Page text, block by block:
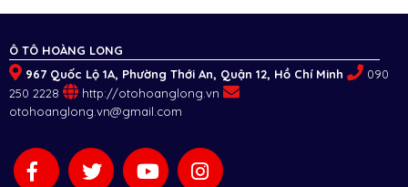
Ô TÔ HOÀNG LONG
967 Quốc Lộ 1A, Phường Thới An, Quận 12, Hồ Chí Minh
090
250 2228
http://otohoanglong.vn
otohoanglong.vn@gmail.com